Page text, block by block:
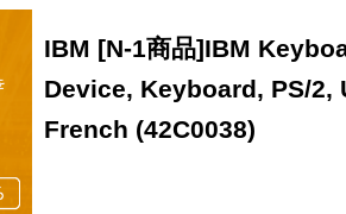
IBM [N-1商品]IBM
Device, Keyboard, PS/2,
French (42C0038)